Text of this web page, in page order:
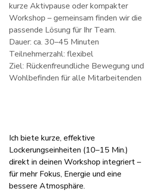
kurze Aktivpause oder kompakter
Workshop – gemeinsam finden wir die
passende Lösung für Ihr Team.
Dauer: ca. 30–45 Minuten
Teilnehmerzahl: flexibel
Ziel: Rückenfreundliche Bewegung und
Wohlbefinden für alle Mitarbeitenden
Ich biete kurze, effektive
Lockerungseinheiten (10–15 Min.)
direkt in deinen Workshop integriert –
für mehr Fokus, Energie und eine
bessere Atmosphäre.